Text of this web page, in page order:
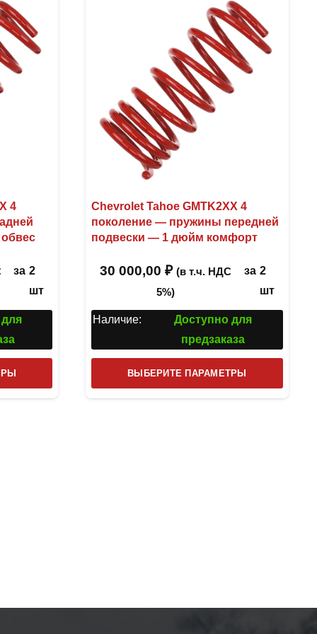
4
за 2
шт
товар
Chevrolet Tahoe GMTK2XX 4
поколение — пружины передней
подвески — 1 дюйм комфорт
30 000,00₽ (в т.ч. НДС
5%)
за 2
шт
Наличие:
Доступно для
предзаказа
ВЫБЕРИТЕ ПАРАМЕТРЫ
товар